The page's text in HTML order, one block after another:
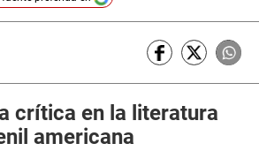
crítica en la literatura
americana